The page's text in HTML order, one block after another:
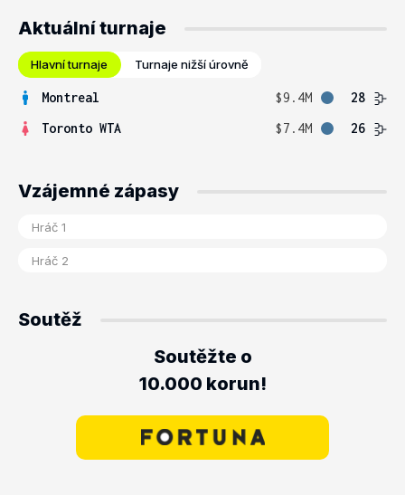
Aktuální turnaje
Hlavní turnaje Turnaje nižší úrovně
Montreal $9.4M
28
Toronto WTA
$7.4M 26
Vzájemné zápasy
Soutěž
Soutěžte o
10.000 korun!